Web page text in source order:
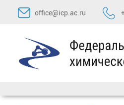
Перейти
содержимому
office@icp.ac.ru